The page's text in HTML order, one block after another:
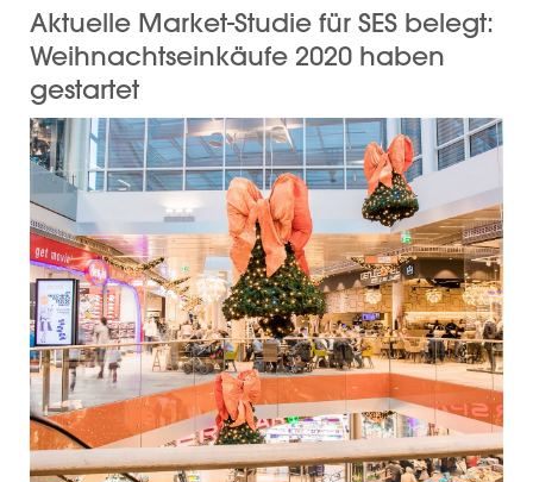
Aktuelle Market-Studie für SES belegt:
Weihnachtseinkäufe 2020 haben
gestartet